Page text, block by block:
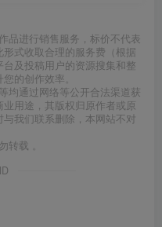
品进行销售服务，标价不代表
式收取合理的服务费（根据
及投稿用户的资源搜集和整
的创作效率。
均通过网络等公开合法渠道获
用途，其版权归原作者或原
我们联系删除，本网站不对
转载 。